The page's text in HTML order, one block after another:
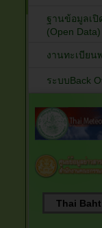
ฐานข้อมูลเปิ
(Open Data)
งานทะเบีย
ระบบBack
Thai